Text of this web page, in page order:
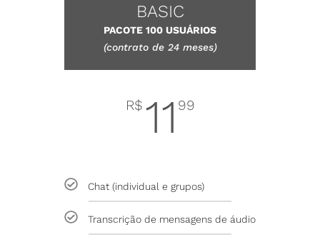
BASIC
PACOTE 100 USUÁRIOS
(contrato de 24 meses)
R$ 11 99
Chat (individual e grupos)
Transcrição de mensagens de áudio